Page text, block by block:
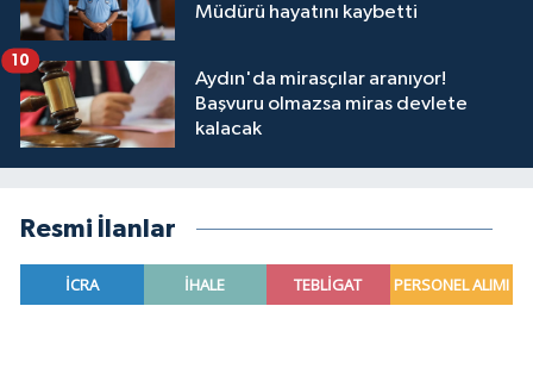
Müdürü hayatını kaybetti
Aydın'da mirasçılar aranıyor!
Başvuru olmazsa miras devlete
kalacak
10
Resmi İlanlar